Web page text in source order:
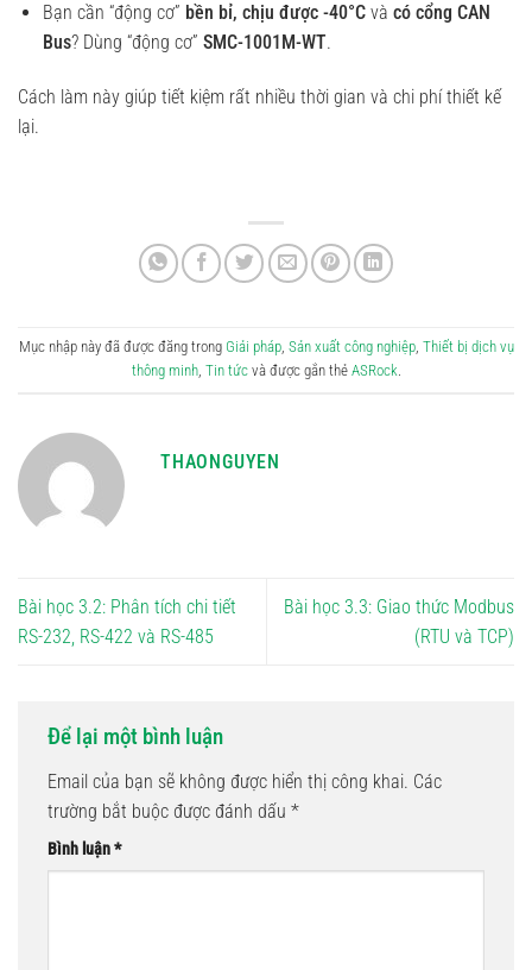
Bạn cần “động cơ” bền bỉ, chịu được -40°Cvà có cổng CAN
Bus? Dùng “động cơ” SMC-1001M-WT.
Cách làm này giúp tiết kiệm rất nhiều thời gian và chi phí thiết kế
lại.
Mục nhập này đã được đăng trong Giải pháp, Sản xuất công nghiệp, Thiết bị dịch vụ
thông minh, Tin tứcvà được gắn thẻ ASRock.
THAONGUYEN
Bài học 3.2: Phân tích chi tiết
RS-232, RS-422 và RS-485
Bài học 3.3: Giao thức Modbus
(RTU và TCP)
Để lại một bình luận
Email của bạn sẽ không được hiển thị công khai. Các
trường bắt buộc được đánh dấu *
Bình luận*